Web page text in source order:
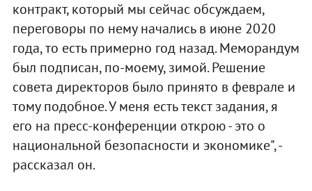
контракт, который мы сейчас обсуждаем,
переговоры по нему начались в июне 2020
года, то есть примерно год назад. Меморандум
был подписан, по-моему, зимой. Решение
совета директоров было принято в феврале и
тому подобное. У меня есть текст задания, я
его на пресс-конференции открою - это о
национальной безопасности и экономике", -
рассказал он.